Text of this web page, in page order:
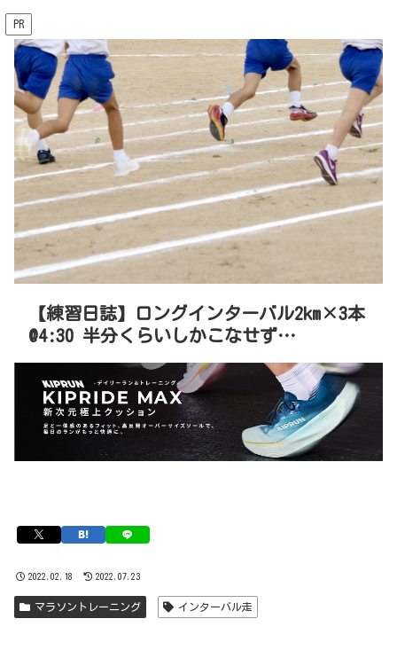
PR
【練習日誌】ロングインターバル2km×3本
@4:30 半分くらいしかこなせず…
2022.02.18 2022.07.23
マラソントレーニング インターバル走